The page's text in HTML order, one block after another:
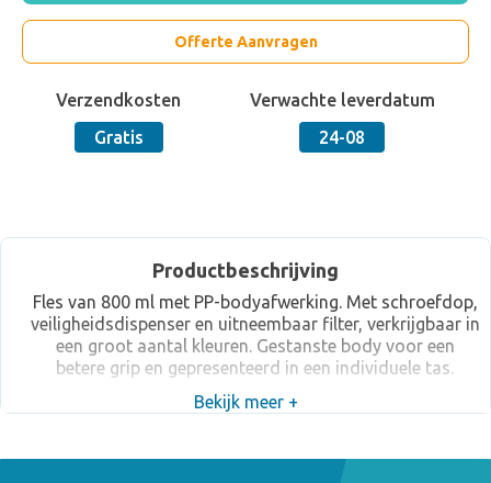
Offerte Aanvragen
Verzendkosten
Gratis
Verwachte leverdatum
24-08
Productbeschrijving
Fles van 800 ml met PP-bodyafwerking. Met schroefdop,
veiligheidsdispenser en uitneembaar filter, verkrijgbaar in
een groot aantal kleuren. Gestanste body voor een
betere grip en gepresenteerd in een individuele tas.
Bekijk meer +